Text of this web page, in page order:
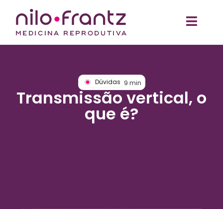
Dúvidas 9 min
Transmissão vertical, o
que é?